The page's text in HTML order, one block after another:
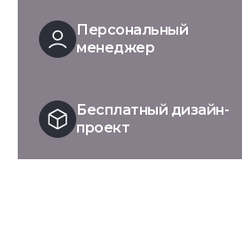
Персональный
менеджер
Бесплатный дизайн-
проект